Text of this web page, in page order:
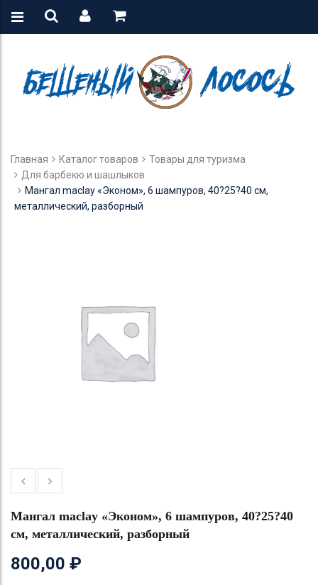
Главная Каталог товаров
Товары для туризма
Для барбекю и шашлыков
Мангал maclay «Эконом», 6 шампуров, 40?25?40 см,
металлический, разборный
Мангал maclay «Эконом», 6 шампуров, 40?25?40
см, металлический, разборный
800,00 ₽